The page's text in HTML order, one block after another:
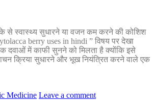
से स्वास्थ्य सुधारने या वजन कम करने की कोशिश
berry uses in hindi ” विषय पर देखा
दवाओं में काफी सुनने को मिलता है क्योंकि इसे
क्रिया सुधारने और भूख नियंत्रित करने वाले एक
Medicine Leave a comment